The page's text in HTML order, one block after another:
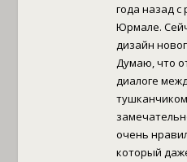
года назад
Юрмале.
дизайн
Думаю, что
диалоге
очень
который